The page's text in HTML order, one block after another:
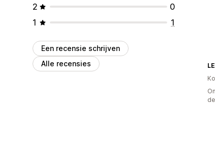
2
0
1
1
Een recensie schrijven
Alle recensies